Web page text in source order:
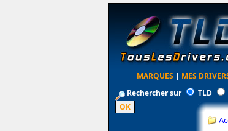
MARQUES | MES
Rechercher sur
TLD